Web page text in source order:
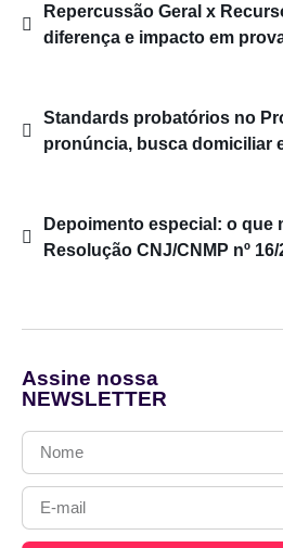
Repercussão Geral x
diferença e impacto em
Standards probatórios no
pronúncia, busca domiciliar
Depoimento especial: o que
Resolução CNJ/CNMP nº 16/
Assine nossa
NEWSLETTER